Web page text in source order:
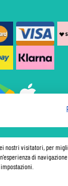
con Tasse e Diritti
nostri visitatori, per
di